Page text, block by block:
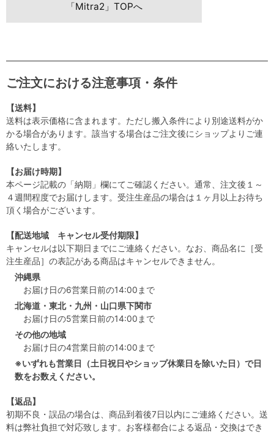
「Mitra2」TOPへ
ご注文における注意事項・条件
【送料】
送料は表示価格に含まれます。ただし搬入条件により別途送料がか
かる場合があります。該当する場合はご注文後にショップよりご連
絡いたします。
【お届け時期】
本ページ記載の「納期」欄にてご確認ください。通常、注文後１～
４週間程度でお届けします。受注生産品の場合は１ヶ月以上お待ち
頂く場合がございます。
【配送地域 キャンセル受付期限】
キャンセルは以下期日までにご連絡ください。なお、商品名に［受
注生産品］の表記がある商品はキャンセルできません。
沖縄県
お届け日の6営業日前の14:00まで
北海道・東北・九州・山口県下関市
お届け日の5営業日前の14:00まで
その他の地域
お届け日の4営業日前の14:00まで
※いずれも営業日（土日祝日やショップ休業日を除いた日）で日
数をお数えください。
【返品】
初期不良・誤品の場合は、商品到着後7日以内にご連絡ください。送
料は弊社負担で対応致します。お客様都合による返品・交換はでき